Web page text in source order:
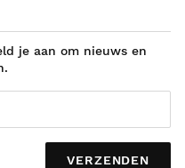
je aan om nieuws en
VERZENDEN